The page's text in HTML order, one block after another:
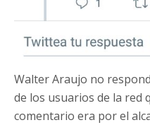
Walter Araujo no
de los usuarios de la red
comentario era por el